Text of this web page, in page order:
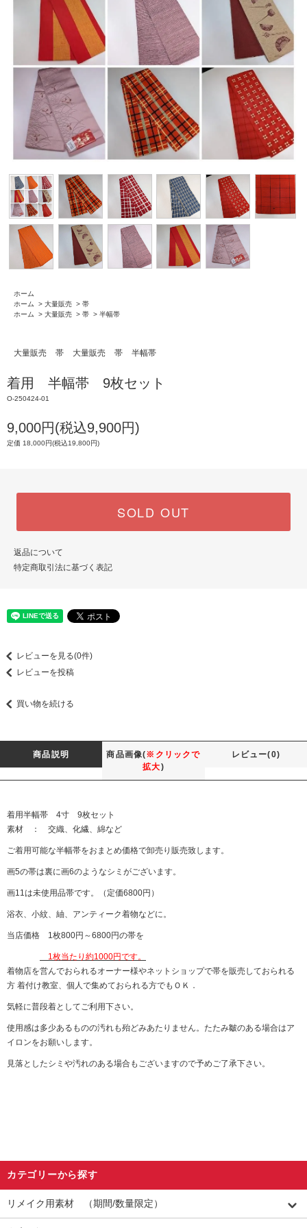
ホーム
ホーム
> 大量販売 > 帯
ホーム
> 大量販売 > 帯 > 半幅帯
大量販売 帯 大量販売 帯 半幅帯
着用 半幅帯 9枚セット
O-250424-01
9,000円(税込9,900円)
定価 18,000円(税込19,800円)
SOLD OUT
返品について
特定商取引法に基づく表記
レビューを見る(0件)
レビューを投稿
買い物を続ける
商品説明 商品画像(※クリックで
拡大)
レビュー(0)
着用半幅帯 4寸 9枚セット
素材 ： 交織、化繊、綿など
ご着用可能な半幅帯をおまとめ価格で卸売り販売致します。
画5の帯は裏に画6のようなシミがございます。
画11は未使用品帯です。（定価6800円）
浴衣、小紋、紬、アンティーク着物などに。
当店価格 1枚800円～6800円の帯を
1枚当たり約1000円です。
着物店を営んでおられるオーナー様やネットショップで帯を販売しておられる
方 着付け教室、個人で集めておられる方でもＯＫ．
気軽に普段着としてご利用下さい。
使用感は多少あるものの汚れも殆どみあたりません。たたみ皺のある場合はア
イロンをお願いします。
見落としたシミや汚れのある場合もございますので予めご了承下さい。
カテゴリーから探す
リメイク用素材 （期間/数量限定）